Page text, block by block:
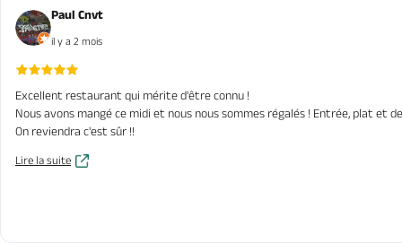
Paul Cnvt
il y a 2 mois
Excellent restaurant qui mérite d'être connu !
Nous avons mangé ce midi et nous nous sommes régalés ! Entrée, plat
On reviendra c'est sûr !!
Lire la suite